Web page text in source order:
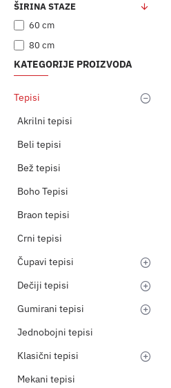
ŠIRINA STAZE
60 cm
80 cm
KATEGORIJE PROIZVODA
Tepisi
Akrilni tepisi
Beli tepisi
Bež tepisi
Boho Tepisi
Braon tepisi
Crni tepisi
Čupavi tepisi
Dečiji tepisi
Gumirani tepisi
Jednobojni tepisi
Klasični tepisi
Mekani tepisi